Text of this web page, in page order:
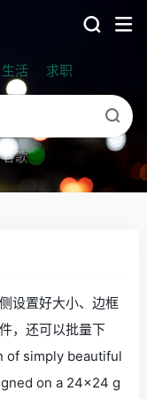
生活 求职
谷歌
设置好大小、边框
，还可以批量下
of simply beautiful
on a 24x24 g